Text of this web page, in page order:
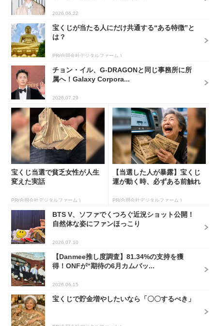
2026.06.22
宝くじが当たる人にだけ共通する“ある特徴”と
は？
PR(合同会社デジタルファーム )
チョン・イル、G-DRAGONと同じ事務所に所
属へ！Galaxy Corpora...
2026.07.29
宝くじ当選で貧乏女性が人生
変えた実話
PR(合同会社デジタルファーム )
【当選した人が暴露】宝くじ
運が動く時、必ずある前触れ
PR(合同会社デジタルファーム )
BTS V、ソファでくつろぐ近況ショット公開！
自然体な姿にファンほっこり
2026.07.10
【Danmee推し度調査】81.34%の支持を獲
得！ONFが“期待の6月カムバッ...
2026.06.15
宝くじで貯金増やしたいなら「〇〇するべき」